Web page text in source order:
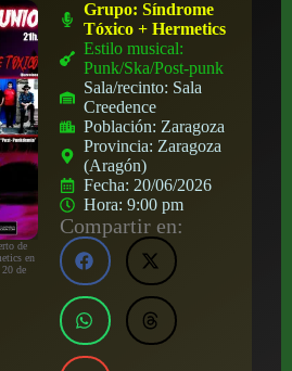
de
en
20 de
Grupo:Síndrome
Tóxico + Hermetics
Estilo musical:
Punk/Ska/Post-punk
Sala/recinto: Sala
Creedence
Población: Zaragoza
Provincia: Zaragoza
(Aragón)
Fecha: 20/06/2026
Hora:9:00 pm
Compartir en: